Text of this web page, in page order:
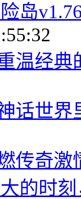
岛
温经典
话世界
传奇
的时